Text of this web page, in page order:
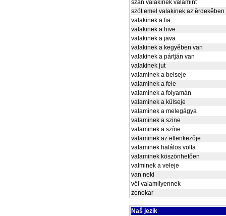
szán valakinek valamint
szót emel valakinek az ěrdekěben
valakinek a fia
valakinek a hive
valakinek a java
valakinek a kegyěben van
valakinek a pártján van
valakinek jut
valaminek a belseje
valaminek a fele
valaminek a folyamán
valaminek a külseje
valaminek a melegágya
valaminek a szine
valaminek a színe
valaminek az ellenkezője
valaminek halálos volta
valaminek köszönhetően
valminek a veleje
van neki
věl valamilyennek
zenekar
Naš jezik